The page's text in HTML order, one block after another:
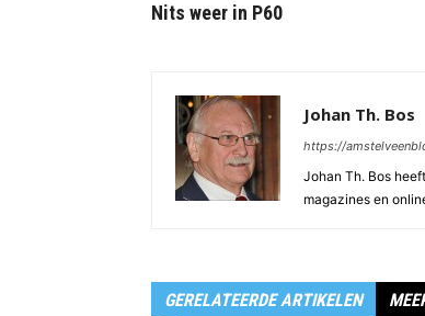
Nits weer in P60
Johan Th. Bos
https://
Johan Th. Bos
magazines en
GERELATEERDE ARTIKELEN